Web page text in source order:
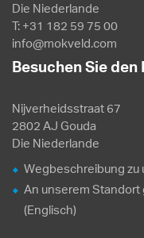
Die Niederlande
T: +31 182 59 75 00
info@mokveld.com
Besuchen Sie
Nijverheidsstraat 67
2802 AJ Gouda
Die Niederlande
Wegbeschreibung zu
An unserem
(Englisch)